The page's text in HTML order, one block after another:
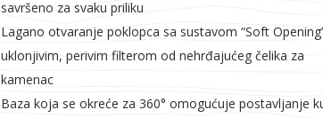
Elektromaterijal Vijčana roba
savršeno za svaku priliku
Lagano otvaranje poklopca sa sustavom “Soft
uklonjivim, perivim filterom od nehrđajućeg čelika za
kamenac
Baza koja se okreće za 360° omogućuje postavljanje